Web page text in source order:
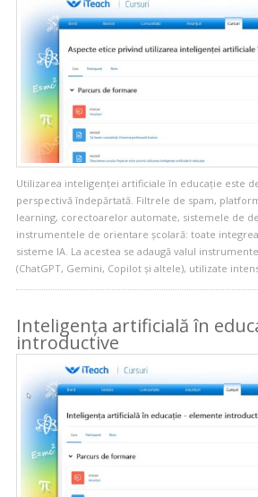
Utilizarea inteligenței artificiale în educație este
perspectivă îndepărtată. Filtrele de spam,
learning, corectoarelor automate, sistemele de
instrumentele de orientare școlară: toate
sisteme IA. La acestea se adaugă valul
(ChatGPT, Gemini, Copilot și altele), utilizate
Inteligența artificială în
introductive